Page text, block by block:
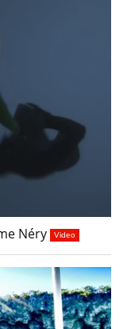
Néry Video